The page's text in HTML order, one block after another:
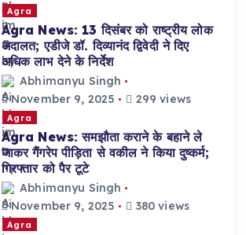
Agra
Agra News: 13 दिसंबर को राष्ट्रीय लोक
अदालत; एडीजे डॉ. दिव्यानंद द्विवेदी ने दिए
अधिक लाभ देने के निर्देश
Abhimanyu Singh
November 9, 2025
299 views
Agra
Agra News: समझौता कराने के बहाने ले
जाकर गैंगरेप पीड़िता से वकील ने किया दुष्कर्म;
गिरफ्तार को पैर टूटे
Abhimanyu Singh
November 9, 2025
380 views
Agra